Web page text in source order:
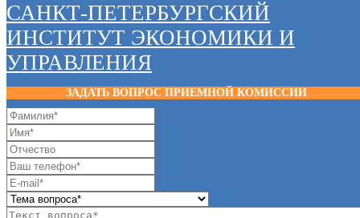
САНКТ-ПЕТЕРБУРГСКИЙ
ИНСТИТУТ ЭКОНОМИКИ И
УПРАВЛЕНИЯ
ЗАДАТЬ ВОПРОС ПРИЕМНОЙ КОМИССИИ